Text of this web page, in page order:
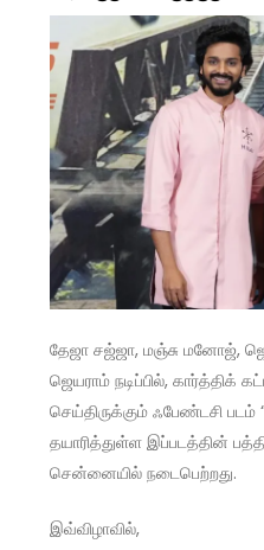
தேஜா சஜ்ஜா, மஞ்சு மனோஜ்,
ஜெயராம் நடிப்பில், கார்த்திக்
செய்திருக்கும் ஃபேண்டசி படம்
தயாரித்துள்ள இப்படத்தின்
சென்னையில் நடைபெற்றது.
இவ்விழாவில்,